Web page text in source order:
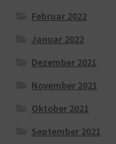
Februar 2022
Januar 2022
Dezember 2021
November 2021
Oktober 2021
September 2021